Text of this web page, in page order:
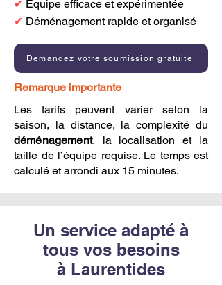
✔ Équipe efficace et expérimentée
✔ Déménagement rapide et organisé
Demandez votre soumission gratuite
Remarque importante
Les tarifs peuvent varier selon la
saison, la distance, la complexité du
déménagement, la localisation et la
taille de l’équipe requise. Le temps est
calculé et arrondi aux 15 minutes.
Un service adapté à
tous vos besoins
à Laurentides